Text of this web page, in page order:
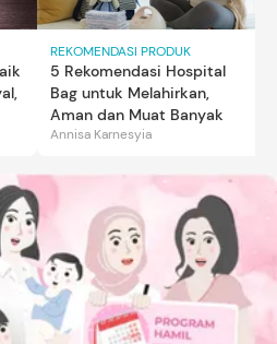
REKOMENDASI PRODUK
5 Rekomendasi Hospital
Bag untuk Melahirkan,
Aman dan Muat Banyak
Annisa Karnesyia